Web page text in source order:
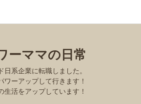
ーママの日常
系企業に転職しました。
ーアップして行きます！
活をアップしています！